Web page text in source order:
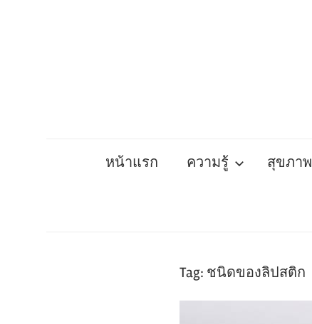
หน้าแรก ความรู้ สุขภาพ
Tag: ชนิดของลิปสติก